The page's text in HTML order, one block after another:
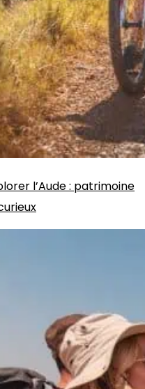
l’Aude : patrimoine